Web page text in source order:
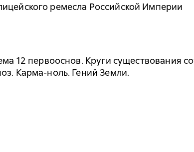
ремесла Российской Империи
12 первооснов. Круги существования
Карма-ноль. Гений Земли.